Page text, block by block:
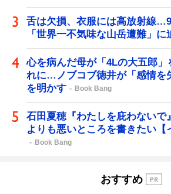
舌は欠損、衣服には高放射線
「世界一不気味な山岳遭難」に
心を病んだ母が「4Lの大五郎
れに…ノブコブ徳井が「感情を
を明かす
Book Bang
石田夏穂『わたしを庇わないで
よりも悪いところを書きたい【
Book Bang
おすすめ